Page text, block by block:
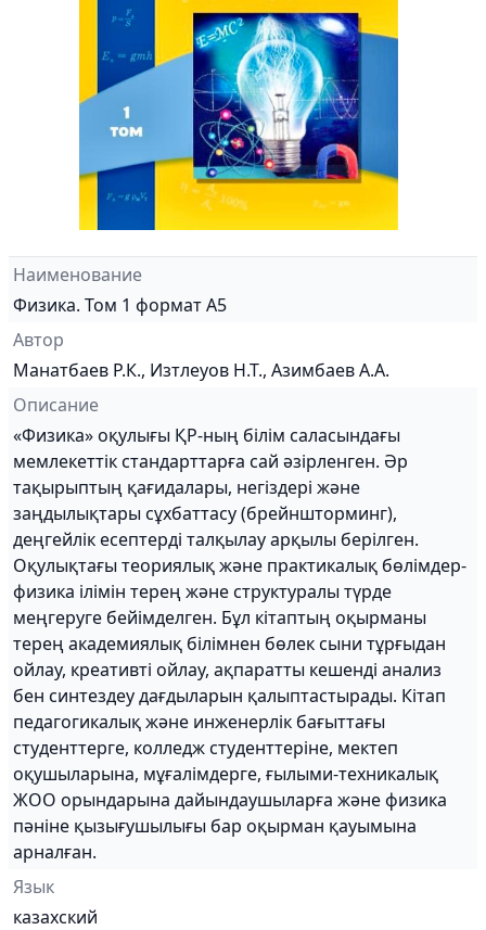
Наименование
Физика. Том 1 формат А5
Автор
Манатбаев Р.К., Изтлеуов Н.Т., Азимбаев А.А.
Описание
«Физика» оқулығы ҚР-ның білім саласындағы
мемлекеттік стандарттарға сай әзірленген. Әр
тақырыптың қағидалары, негіздері және
заңдылықтары сұхбаттасу (брейншторминг),
деңгейлік есептерді талқылау арқылы берілген.
Оқулықтағы теориялық және практикалық бөлімдер-
физика ілімін терең және структуралы түрде
меңгеруге бейімделген. Бұл кітаптың оқырманы
терең академиялық білімнен бөлек сыни тұрғыдан
ойлау, креативті ойлау, ақпаратты кешенді анализ
бен синтездеу дағдыларын қалыптастырады. Кітап
педагогикалық және инженерлік бағыттағы
студенттерге, колледж студенттеріне, мектеп
оқушыларына, мұғалімдерге, ғылыми-техникалық
ЖОО орындарына дайындаушыларға және физика
пәніне қызығушылығы бар оқырман қауымына
арналған.
Язык
казахский